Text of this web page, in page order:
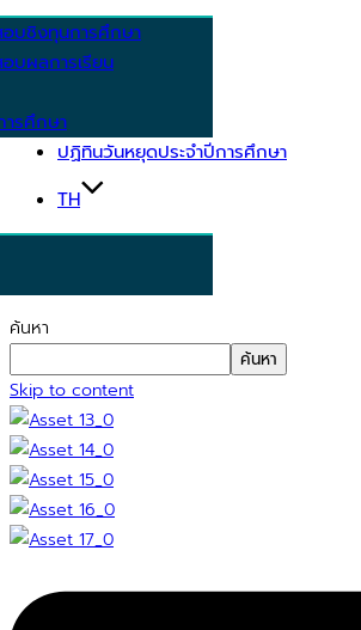
บชิงทุนการศึกษา
บผลการเรียน
รศึกษา
ปฏิทินวันหยุดประจำปีการศึกษา
TH
ค้นหา
ค้นหา
Skip to content